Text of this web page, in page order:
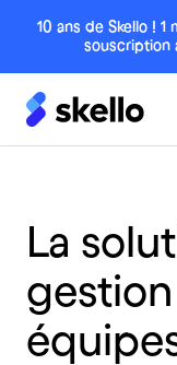
10 ans de Skello !
souscription
La
gestion